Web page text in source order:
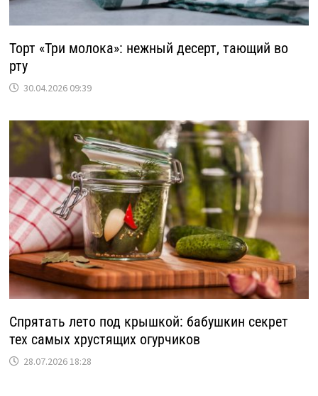
Торт «Три молока»: нежный десерт, тающий во
рту
30.04.2026 09:39
Спрятать лето под крышкой: бабушкин секрет
тех самых хрустящих огурчиков
28.07.2026 18:28